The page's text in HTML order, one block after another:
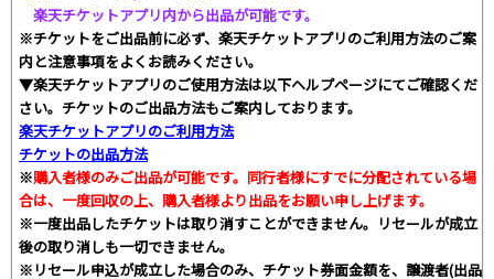
楽天チケットアプリ内から出品が可能です。
※チケットをご出品前に必ず、楽天チケットアプリのご利用方法のご案
内と注意事項をよくお読みください。
▼楽天チケットアプリのご使用方法は以下ヘルプページにてご確認くだ
さい。チケットのご出品方法もご案内しております。
楽天チケットアプリのご利用方法
チケットの出品方法
※購入者様のみご出品が可能です。同行者様にすでに分配されている場
合は、一度回収の上、購入者様より出品をお願い申し上げます。
※一度出品したチケットは取り消すことができません。リセールが成立
後の取り消しも一切できません。
※リセール申込が成立した場合のみ、チケット券面金額を、譲渡者(出品